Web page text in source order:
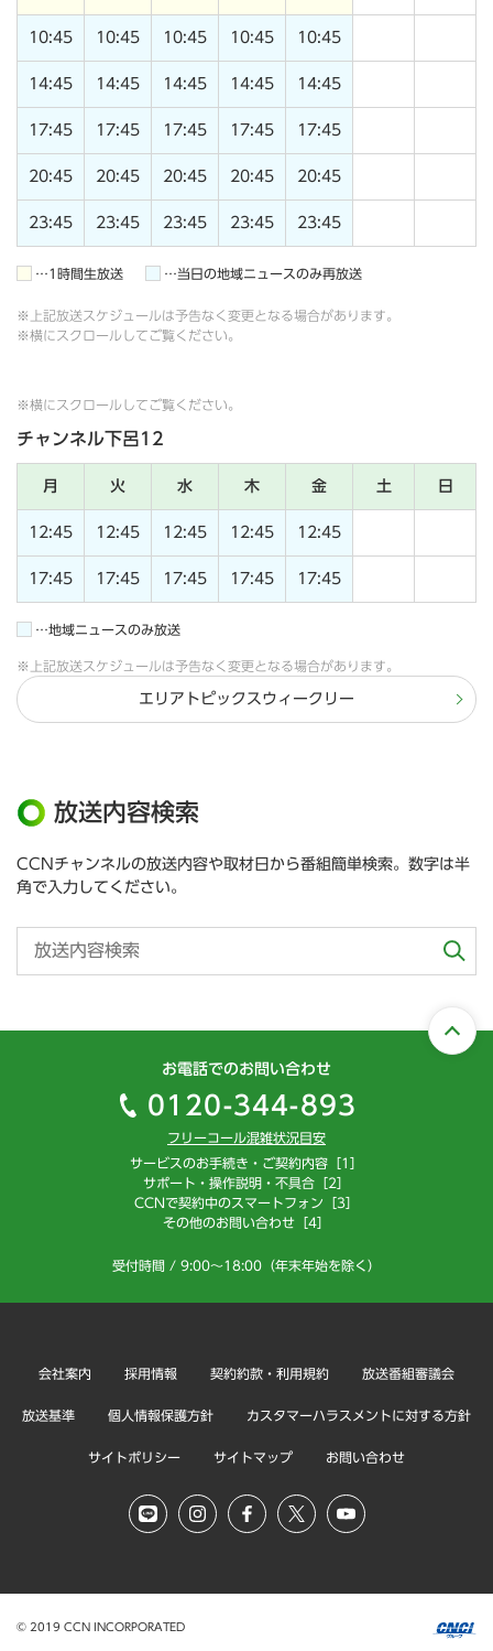
10:45 10:45 10:45 10:45 10:45
14:45 14:45 14:45 14:45 14:45
17:45 17:45 17:45 17:45 17:45
20:45 20:45 20:45 20:45 20:45
23:45 23:45 23:45 23:45 23:45
…1時間生放送 …当日の地域ニュースのみ再放送
※上記放送スケジュールは予告なく変更となる場合があります。
※横にスクロールしてご覧ください。
※横にスクロールしてご覧ください。
チャンネル下呂12
月 火 水 木 金 土 日
12:45 12:45 12:45 12:45 12:45
17:45 17:45 17:45 17:45 17:45
…地域ニュースのみ放送
※上記放送スケジュールは予告なく変更となる場合があります。
エリアトピックスウィークリー
放送内容検索
CCNチャンネルの放送内容や取材日から番組簡単検索。数字は半
角で入力してください。
お電話でのお問い合わせ
0120-344-893
フリーコール混雑状況目安
サービスのお手続き・ご契約内容［1］
サポート・操作説明・不具合［2］
CCNで契約中のスマートフォン［3］
その他のお問い合わせ［4］
受付時間 / 9:00～18:00（年末年始を除く）
会社案内 採用情報 契約約款・利用規約 放送番組審議会
放送基準 個人情報保護方針 カスタマーハラスメントに対する方針
サイトポリシー サイトマップ お問い合わせ
© 2019 CCN INCORPORATED